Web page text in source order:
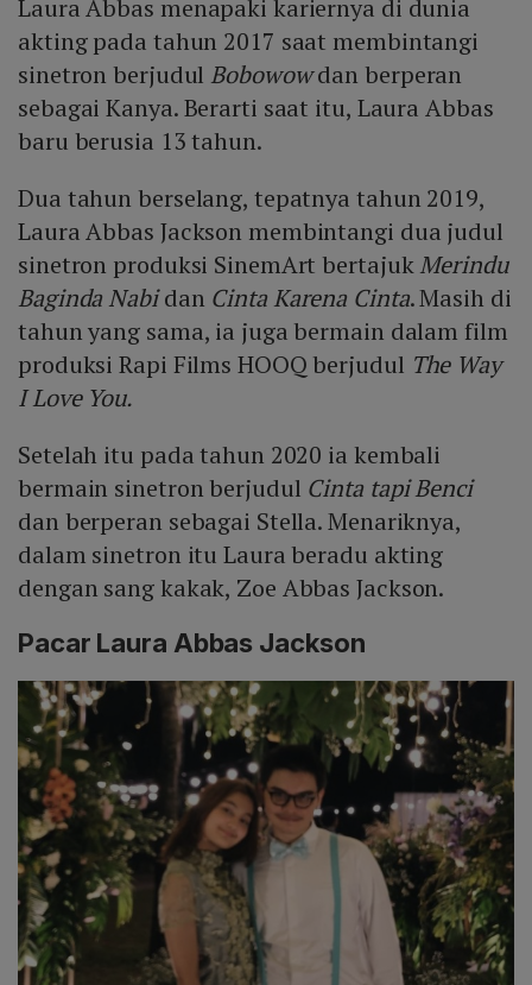
Laura Abbas menapaki kariernya di dunia
akting pada tahun 2017 saat membintangi
sinetron berjudul Bobowowdan berperan
sebagai Kanya. Berarti saat itu, Laura Abbas
baru berusia 13 tahun.
Dua tahun berselang, tepatnya tahun 2019,
Laura Abbas Jackson membintangi dua judul
sinetron produksi SinemArt bertajukMerindu
Baginda Nabidan Cinta Karena Cinta. Masih di
tahun yang sama, ia juga bermain dalam film
produksi Rapi Films HOOQ berjudul The Way
I Love You.
Setelah itu pada tahun 2020 ia kembali
bermain sinetron berjudul Cinta tapi Benci
dan berperan sebagai Stella. Menariknya,
dalam sinetron itu Laura beradu akting
dengan sang kakak, Zoe Abbas Jackson.
Pacar Laura Abbas Jackson